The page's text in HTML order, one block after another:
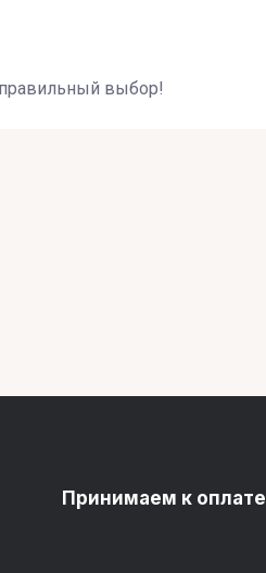
выбор!
Принимаем к оплате